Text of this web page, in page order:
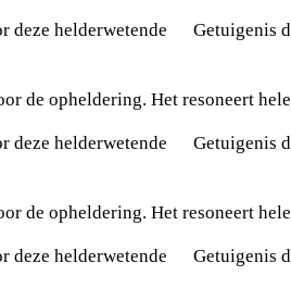
Getuigenis
de opheldering. Het resoneert
Getuigenis
de opheldering. Het resoneert
Getuigenis